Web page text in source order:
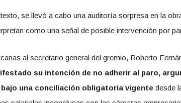
se llevó a cabo una auditoría sorpresa en la
como una señal de posible intervención por
al secretario general del gremio, Roberto
su intención de no adherir al paro,
una conciliación obligatoria vigente desde